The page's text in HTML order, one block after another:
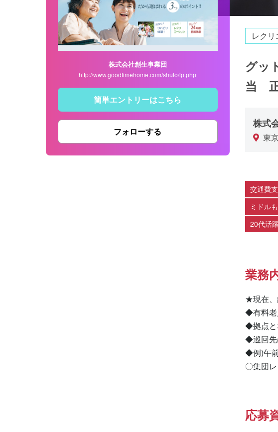
株式会社創生事業団
http://www.goodtimehome.com/shuto/lp.php
簡単エントリーはこちら
フォローする
レク
グッ
当
株式
東
交通費
ミドル
20代活
業務
★現在、
◆有料老
◆拠点と
◆巡回先
◆例)午
〇集団
応募